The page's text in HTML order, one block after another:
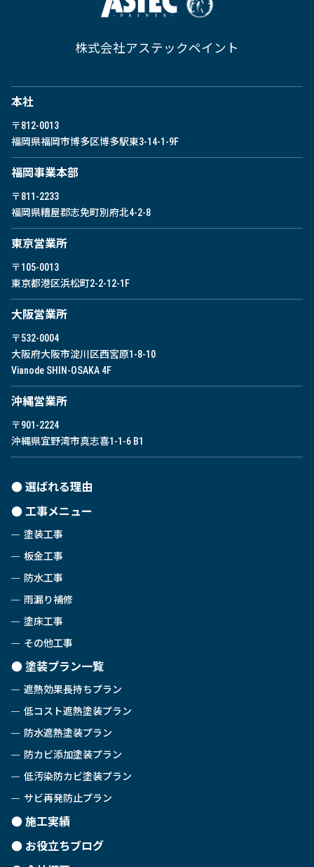
株式会社アステックペイント
本社
〒812-0013
福岡県福岡市博多区博多駅東3-14-1-9F
福岡事業本部
〒811-2233
福岡県糟屋郡志免町別府北4-2-8
東京営業所
〒105-0013
東京都港区浜松町2-2-12-1F
⼤阪営業所
〒532-0004
大阪府大阪市淀川区西宮原1-8-10
Vianode SHIN-OSAKA 4F
沖縄営業所
〒901-2224
沖縄県宜野湾市真志喜1-1-6 B1
選ばれる理由
工事メニュー
塗装工事
板金工事
防水工事
雨漏り補修
塗床工事
その他工事
塗装プラン一覧
遮熱効果長持ちプラン
低コスト遮熱塗装プラン
防水遮熱塗装プラン
防カビ添加塗装プラン
低汚染防カビ塗装プラン
サビ再発防止プラン
施工実績
お役立ちブログ